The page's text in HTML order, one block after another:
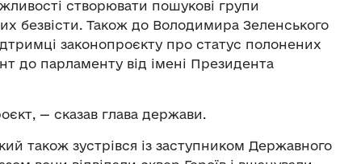
створювати пошукові групи
безвісти. Також до Володимира Зеленського
законопроєкту про статус полонених
до парламенту від імені Президента
— сказав глава держави.
також зустрівся із заступником Державного